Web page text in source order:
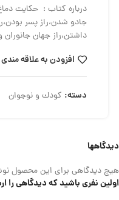
درباره كتاب : حكايت
جادو شدن،راز پسر
داشتن،راز جهان
افزودن به علاقه مندی
دسته: کودك و نوجوان
دیدگاهها
هیچ دیدگاهی برای این محصول
اولین نفری باشید که دیدگاهی را